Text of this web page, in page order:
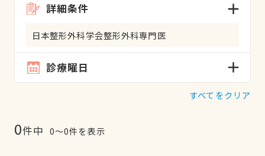
詳細条件
日本整形外科学会整形外科専門医
診療曜日
すべてをクリア
0件中 0〜0件を表示